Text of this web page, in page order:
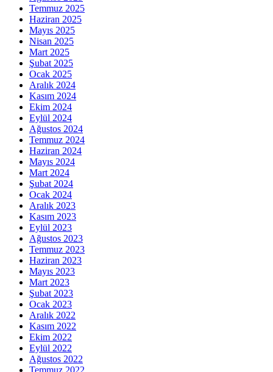
Temmuz 2025
Haziran 2025
Mayıs 2025
Nisan 2025
Mart 2025
Şubat 2025
Ocak 2025
Aralık 2024
Kasım 2024
Ekim 2024
Eylül 2024
Ağustos 2024
Temmuz 2024
Haziran 2024
Mayıs 2024
Mart 2024
Şubat 2024
Ocak 2024
Aralık 2023
Kasım 2023
Eylül 2023
Ağustos 2023
Temmuz 2023
Haziran 2023
Mayıs 2023
Mart 2023
Şubat 2023
Ocak 2023
Aralık 2022
Kasım 2022
Ekim 2022
Eylül 2022
Ağustos 2022
Temmuz 2022